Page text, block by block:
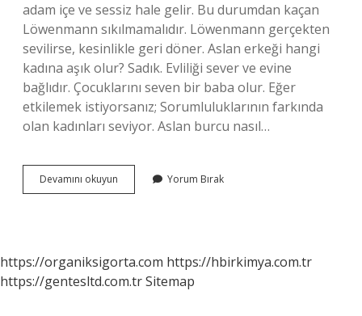
adam içe ve sessiz hale gelir. Bu durumdan kaçan
Löwenmann sıkılmamalıdır. Löwenmann gerçekten
sevilirse, kesinlikle geri döner. Aslan erkeği hangi
kadına aşık olur? Sadık. Evliliği sever ve evine
bağlıdır. Çocuklarını seven bir baba olur. Eğer
etkilemek istiyorsanız; Sorumluluklarının farkında
olan kadınları seviyor. Aslan burcu nasıl…
Devamını okuyun
Burcu
Mi
Yorum Bırak
https://organiksigorta.com https://hbirkimya.com.tr
https://gentesltd.com.trSitemap